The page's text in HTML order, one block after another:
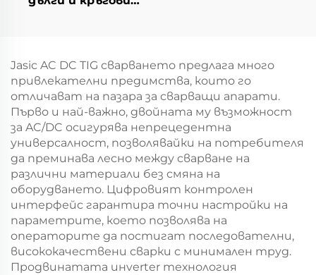
Jasic AC DC TIG сварването предлага много
привлекателни предимства, които го
отличават на пазара за сварващи апарати.
Първо и най-важно, двойната му възможност
за AC/DC осигурява непрецедентна
универсалност, позволявайки на потребителя
да преминава лесно между сварване на
различни материали без смяна на
оборудването. Цифровият контролен
интерфейс гарантира точни настройки на
параметрите, което позволява на
операторите да постигат последователни,
висококачествени сварки с минимален труд.
Продвинатата инverter технология